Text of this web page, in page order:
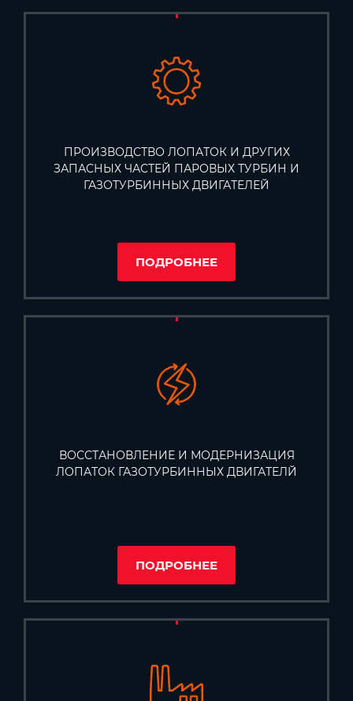
ПРОИЗВОДСТВО ЛОПАТОК И ДРУГИХ
ЗАПАСНЫХ ЧАСТЕЙ ПАРОВЫХ ТУРБИН И
ГАЗОТУРБИННЫХ ДВИГАТЕЛЕЙ
ПОДРОБНЕЕ
ВОССТАНОВЛЕНИЕ И МОДЕРНИЗАЦИЯ
ЛОПАТОК ГАЗОТУРБИННЫХ ДВИГАТЕЛЙ
ПОДРОБНЕЕ